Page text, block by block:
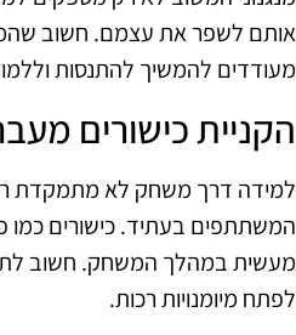
אותם לשפר את עצמם. חשוב
מעודדים להמשיך להתנסות
הקניית כישורים
למידה דרך משחק לא מתמקדת רק
המשתתפים בעתיד. כישורים כמו
מעשית במהלך המשחק. חשוב
לפתח מיומנויות רכות.